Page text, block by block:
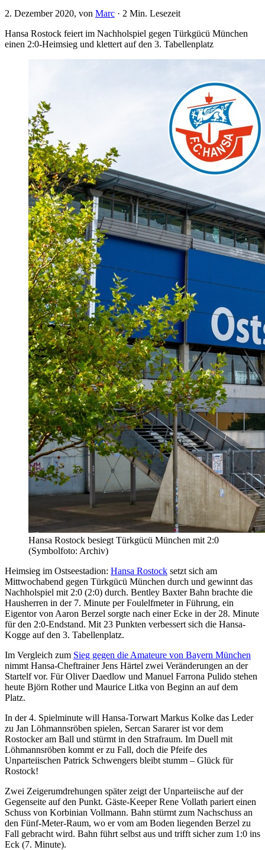
2. Dezember 2020, von Marc · 2 Min. Lesezeit
Hansa Rostock feiert im Nachholspiel gegen Türkgücü München
einen 2:0-Heimsieg und klettert auf den 3. Tabellenplatz
Hansa Rostock besiegt Türkgücü München mit 2:0
(Symbolfoto: Archiv)
Heimsieg im Ostseestadion: Hansa Rostock setzt sich am
Mittwochabend gegen Türkgücü München durch und gewinnt das
Nachholspiel mit 2:0 (2:0) durch. Bentley Baxter Bahn brachte die
Hausherren in der 7. Minute per Foulelfmeter in Führung, ein
Eigentor von Aaron Berzel sorgte nach einer Ecke in der 28. Minute
für den 2:0-Endstand. Mit 23 Punkten verbessert sich die Hansa-
Kogge auf den 3. Tabellenplatz.
Im Vergleich zum Sieg gegen die Amateure von Bayern München
nimmt Hansa-Cheftrainer Jens Härtel zwei Veränderungen an der
Startelf vor. Für Oliver Daedlow und Manuel Farrona Pulido stehen
heute Björn Rother und Maurice Litka von Beginn an auf dem
Platz.
In der 4. Spielminute will Hansa-Torwart Markus Kolke das Leder
zu Jan Löhmannsröben spielen, Sercan Sararer ist vor dem
Rostocker am Ball und stürmt in den Strafraum. Im Duell mit
Löhmannsröben kommt er zu Fall, doch die Pfeife des
Unparteiischen Patrick Schwengers bleibt stumm – Glück für
Rostock!
Zwei Zeigerumdrehungen später zeigt der Unparteiische auf der
Gegenseite auf den Punkt. Gäste-Keeper Rene Vollath pariert einen
Schuss von Korbinian Vollmann. Bahn stürmt zum Nachschuss an
den Fünf-Meter-Raum, wo er vom am Boden liegenden Berzel zu
Fall gebracht wird. Bahn führt selbst aus und trifft sicher zum 1:0 ins
Eck (7. Minute).